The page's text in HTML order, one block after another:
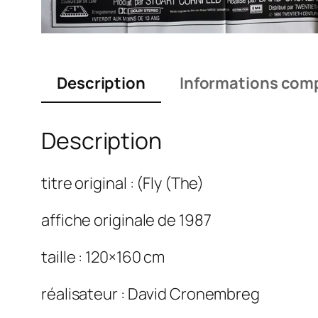
Description Informations
Description
titre original : (Fly (The)
affiche originale de 1987
taille : 120×160 cm
réalisateur : David Cronembreg